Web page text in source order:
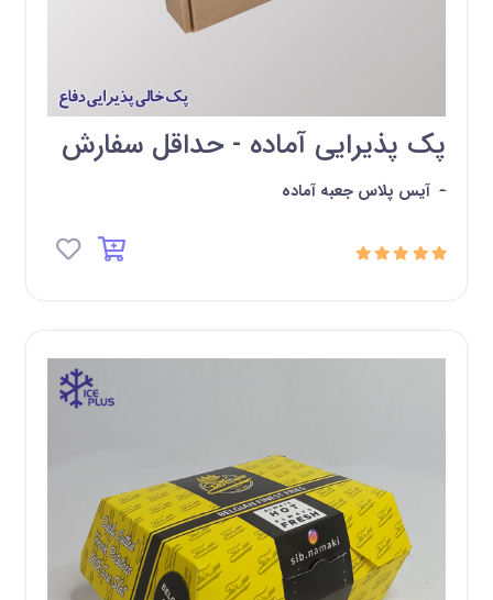
پک پذیرایی آماده - حداقل سفارش
- آیس پلاس جعبه آماده